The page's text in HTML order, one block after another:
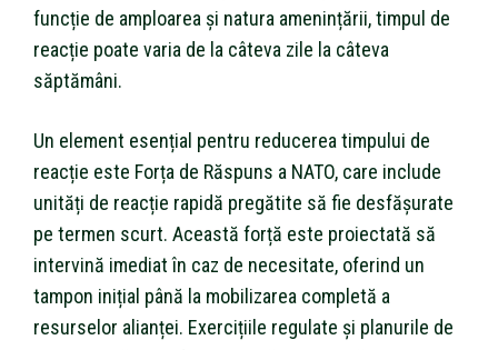
funcție de amploarea și natura amenințării, timpul de
reacție poate varia de la câteva zile la câteva
săptămâni.
Un element esențial pentru reducerea timpului de
reacție este Forța de Răspuns a NATO, care include
unități de reacție rapidă pregătite să fie desfășurate
pe termen scurt. Această forță este proiectată să
intervină imediat în caz de necesitate, oferind un
tampon inițial până la mobilizarea completă a
resurselor alianței. Exercițiile regulate și planurile de